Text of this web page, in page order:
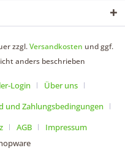
zzgl.Versandkosten und ggf.
anders beschrieben
Login
Über uns
und Zahlungsbedingungen
AGB
Impressum